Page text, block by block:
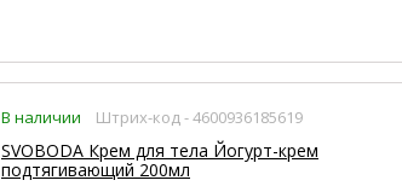
В наличии Штрих-код - 4600936185619
SVOBODA Крем для тела Йогурт-крем
подтягивающий 200мл